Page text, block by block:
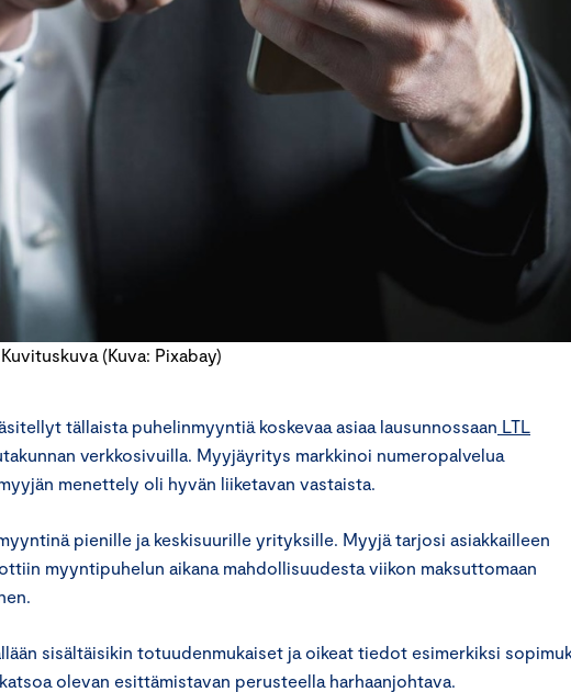
Kuvituskuva (Kuva: Pixabay)
tällaista puhelinmyyntiä koskevaa asiaa lausunnossaan LTL
verkkosivuilla. Myyjäyritys markkinoi numeropalvelua
menettely oli hyvän liiketavan vastaista.
pienille ja keskisuurille yrityksille. Myyjä tarjosi asiakkailleen
myyntipuhelun aikana mahdollisuudesta viikon maksuttomaan
sisältäisikin totuudenmukaiset ja oikeat tiedot esimerkiksi
olevan esittämistavan perusteella harhaanjohtava.